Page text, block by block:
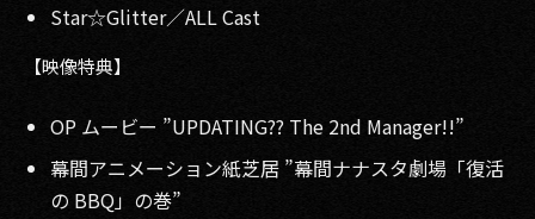
Star☆Glitter／ALL Cast
【映像特典】
OP ムービー ”UPDATING?? The 2nd Manager!!”
幕間アニメーション紙芝居 ”幕間ナナスタ劇場「復活
の BBQ」の巻”